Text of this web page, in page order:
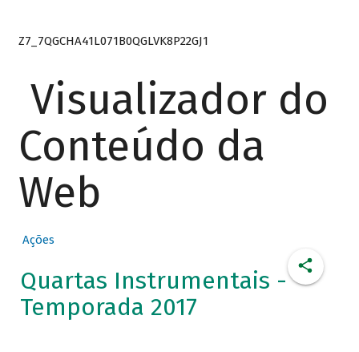
Z7_7QGCHA41L071B0QGLVK8P22GJ1
Visualizador do
Conteúdo da
Web
Ações
Quartas Instrumentais -
Temporada 2017